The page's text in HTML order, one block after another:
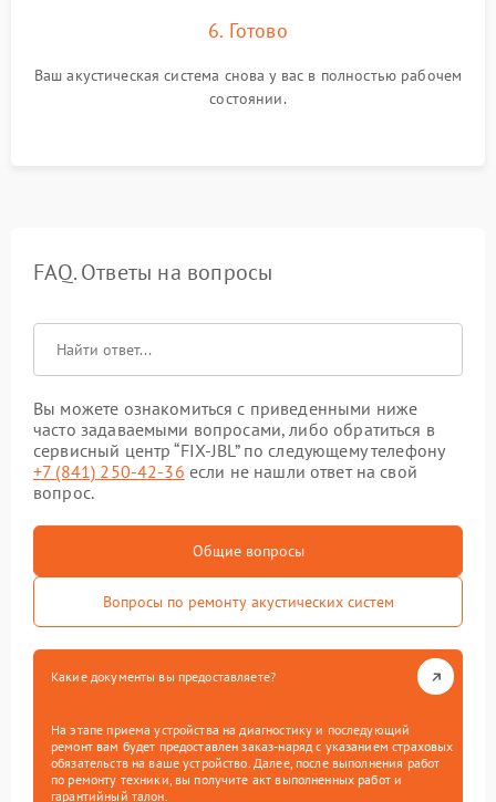
6. Готово
Ваш акустическая система снова у вас в полностью рабочем
состоянии.
FAQ. Ответы на вопросы
Вы можете ознакомиться с приведенными ниже
часто задаваемыми вопросами, либо обратиться в
сервисный центр “FIX-JBL” по следующему телефону
+7 (841) 250-42-36 если не нашли ответ на свой
вопрос.
Общие вопросы
Вопросы по ремонту акустических систем
Какие документы вы предоставляете?
На этапе приема устройства на диагностику и последующий
ремонт вам будет предоставлен заказ-наряд с указанием страховых
обязательств на ваше устройство. Далее, после выполнения работ
по ремонту техники, вы получите акт выполненных работ и
гарантийный талон.